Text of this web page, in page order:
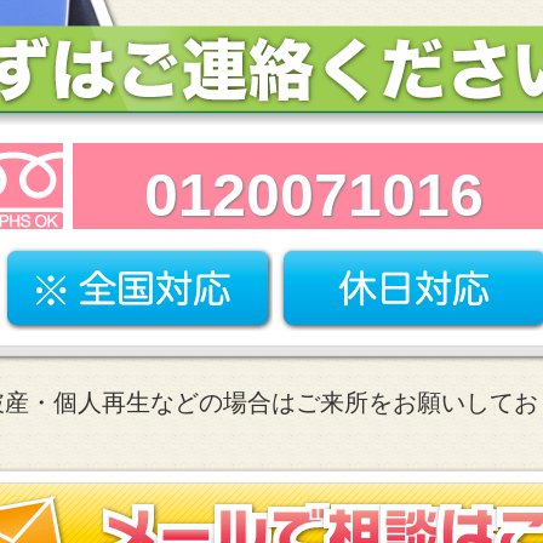
0120071016
・個人再生などの場合はご来所をお願いして